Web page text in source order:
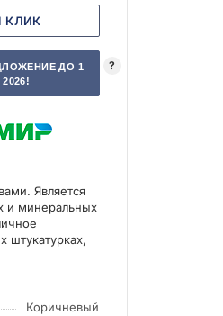
КЛИК
ДО 1
?
Является
и минеральных
штукатурках,
Коричневый